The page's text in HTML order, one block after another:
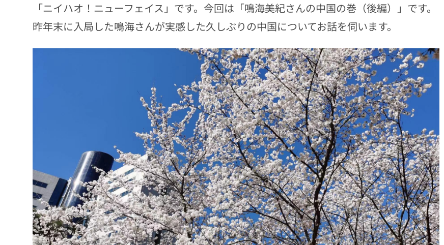
「ニイハオ！ニューフェイス」です。今回は「鳴海美紀さんの中国の巻（後編）」です。
昨年末に入局した鳴海さんが実感した久しぶりの中国についてお話を伺います。